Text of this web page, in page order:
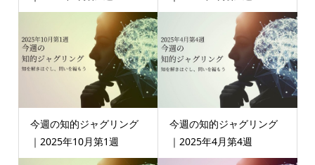
今週の知的ジャグリング
｜2025年10月第1週
今週の知的ジャグリング
｜2025年4月第4週